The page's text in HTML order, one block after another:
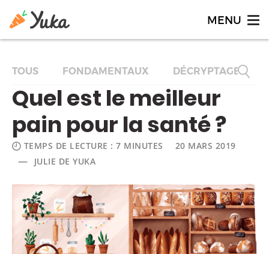
TOUS FONDAMENTAUX DÉCRYPTAGES
Quel est le meilleur
pain pour la santé ?
TEMPS DE LECTURE : 7 MINUTES 20 MARS 2019
— JULIE DE YUKA